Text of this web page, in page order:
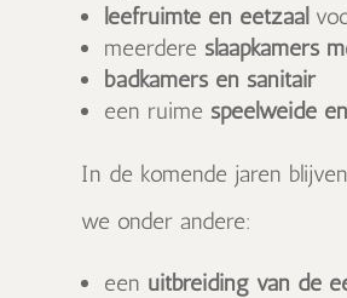
leefruimte en eetzaal
meerdere slaapkamers
badkamers en sanitair
een ruime speelweide
In de komende jaren
we onder andere:
een uitbreiding van de